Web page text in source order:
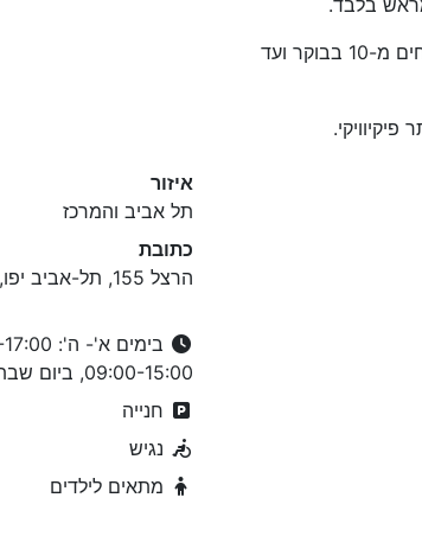
בלבד.
בשבתות וחגים הגנים פתוחים מ-10 בבוקר ועד
איזור
תל אביב והמרכז
כתובת
הרצל 155, תל-אביב יפו, תל אביב יפו
09:00-15:00, ביום שבת: 09:30-17:00.
חנייה
נגיש
מתאים לילדים